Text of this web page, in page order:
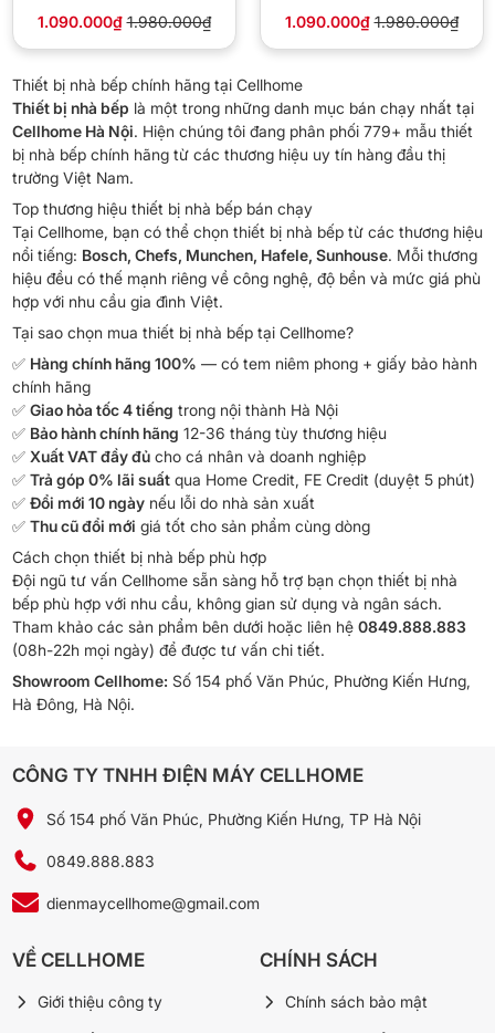
BL-C01FRD
1.090.000₫ 1.980.000₫
BL-C01FRD
1.090.000₫ 1.980.000₫
Thiết bị nhà bếp chính hãng tại Cellhome
Thiết bị nhà bếp là một trong những danh mục bán chạy nhất tại
Cellhome Hà Nội. Hiện chúng tôi đang phân phối 779+ mẫu thiết
bị nhà bếp chính hãng từ các thương hiệu uy tín hàng đầu thị
trường Việt Nam.
Top thương hiệu thiết bị nhà bếp bán chạy
Tại Cellhome, bạn có thể chọn thiết bị nhà bếp từ các thương hiệu
nổi tiếng: Bosch, Chefs, Munchen, Hafele, Sunhouse. Mỗi thương
hiệu đều có thế mạnh riêng về công nghệ, độ bền và mức giá phù
hợp với nhu cầu gia đình Việt.
Tại sao chọn mua thiết bị nhà bếp tại Cellhome?
✅ Hàng chính hãng 100% — có tem niêm phong + giấy bảo hành
chính hãng
✅ Giao hỏa tốc 4 tiếng trong nội thành Hà Nội
✅ Bảo hành chính hãng 12-36 tháng tùy thương hiệu
✅ Xuất VAT đầy đủcho cá nhân và doanh nghiệp
✅ Trả góp 0% lãi suấtqua Home Credit, FE Credit (duyệt 5 phút)
✅ Đổi mới 10 ngàynếu lỗi do nhà sản xuất
✅ Thu cũ đổi mới giá tốt cho sản phẩm cùng dòng
Cách chọn thiết bị nhà bếp phù hợp
Đội ngũ tư vấn Cellhome sẵn sàng hỗ trợ bạn chọn thiết bị nhà
bếp phù hợp với nhu cầu, không gian sử dụng và ngân sách.
Tham khảo các sản phẩm bên dưới hoặc liên hệ 0849.888.883
(08h-22h mọi ngày) để được tư vấn chi tiết.
Showroom Cellhome: Số 154 phố Văn Phúc, Phường Kiến Hưng,
Hà Đông, Hà Nội.
CÔNG TY TNHH ĐIỆN MÁY CELLHOME
Số 154 phố Văn Phúc, Phường Kiến Hưng, TP Hà Nội
0849.888.883
dienmaycellhome@gmail.com
VỀ CELLHOME
Giới thiệu công ty
CHÍNH SÁCH
Chính sách bảo mật